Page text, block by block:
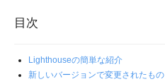
目次
Lighthouseの簡単な紹介
新しいバージョンで変更されたもの